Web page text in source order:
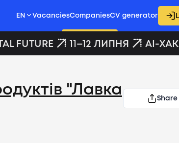
EN VacanciesCompaniesCV generator
FUTURE 11–12 ЛИПНЯ AI-
"Лавка
Share